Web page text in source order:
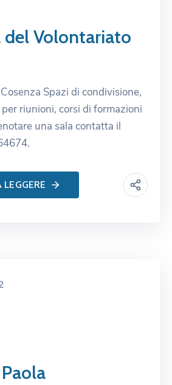
Volontariato
Spazi di condivisione,
riunioni, corsi di formazioni
una sala contatta il